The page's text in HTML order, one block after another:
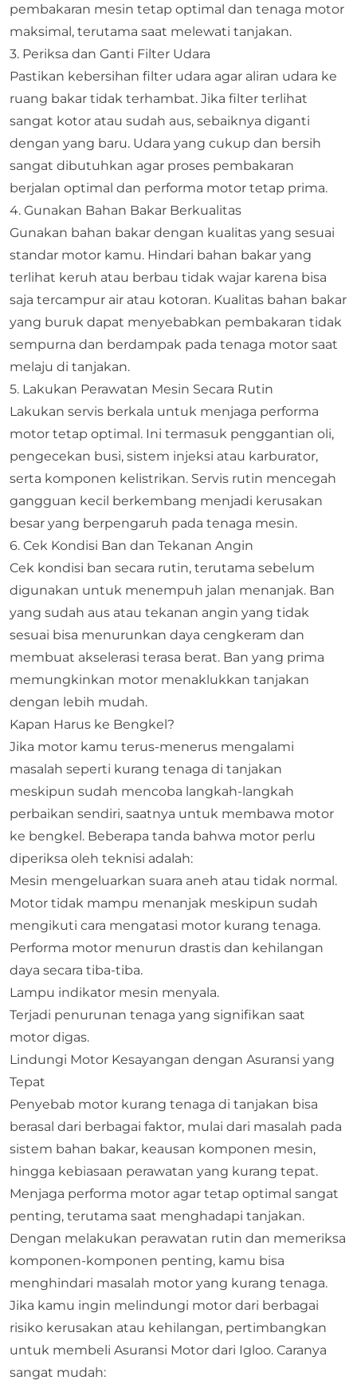
pembakaran mesin tetap optimal dan tenaga motor
maksimal, terutama saat melewati tanjakan.
3. Periksa dan Ganti Filter Udara
Pastikan kebersihan filter udara agar aliran udara ke
ruang bakar tidak terhambat. Jika filter terlihat
sangat kotor atau sudah aus, sebaiknya diganti
dengan yang baru. Udara yang cukup dan bersih
sangat dibutuhkan agar proses pembakaran
berjalan optimal dan performa motor tetap prima.
4. Gunakan Bahan Bakar Berkualitas
Gunakan bahan bakar dengan kualitas yang sesuai
standar motor kamu. Hindari bahan bakar yang
terlihat keruh atau berbau tidak wajar karena bisa
saja tercampur air atau kotoran. Kualitas bahan bakar
yang buruk dapat menyebabkan pembakaran tidak
sempurna dan berdampak pada tenaga motor saat
melaju di tanjakan.
5. Lakukan Perawatan Mesin Secara Rutin
Lakukan servis berkala untuk menjaga performa
motor tetap optimal. Ini termasuk penggantian oli,
pengecekan busi, sistem injeksi atau karburator,
serta komponen kelistrikan. Servis rutin mencegah
gangguan kecil berkembang menjadi kerusakan
besar yang berpengaruh pada tenaga mesin.
6. Cek Kondisi Ban dan Tekanan Angin
Cek kondisi ban secara rutin, terutama sebelum
digunakan untuk menempuh jalan menanjak. Ban
yang sudah aus atau tekanan angin yang tidak
sesuai bisa menurunkan daya cengkeram dan
membuat akselerasi terasa berat. Ban yang prima
memungkinkan motor menaklukkan tanjakan
dengan lebih mudah.
Kapan Harus ke Bengkel?
Jika motor kamu terus-menerus mengalami
masalah seperti kurang tenaga di tanjakan
meskipun sudah mencoba langkah-langkah
perbaikan sendiri, saatnya untuk membawa motor
ke bengkel. Beberapa tanda bahwa motor perlu
diperiksa oleh teknisi adalah:
Mesin mengeluarkan suara aneh atau tidak normal.
Motor tidak mampu menanjak meskipun sudah
mengikuti cara mengatasi motor kurang tenaga.
Performa motor menurun drastis dan kehilangan
daya secara tiba-tiba.
Lampu indikator mesin menyala.
Terjadi penurunan tenaga yang signifikan saat
motor digas.
Lindungi Motor Kesayangan dengan Asuransi yang
Tepat
Penyebab motor kurang tenaga di tanjakan bisa
berasal dari berbagai faktor, mulai dari masalah pada
sistem bahan bakar, keausan komponen mesin,
hingga kebiasaan perawatan yang kurang tepat.
Menjaga performa motor agar tetap optimal sangat
penting, terutama saat menghadapi tanjakan.
Dengan melakukan perawatan rutin dan memeriksa
komponen-komponen penting, kamu bisa
menghindari masalah motor yang kurang tenaga.
Jika kamu ingin melindungi motor dari berbagai
risiko kerusakan atau kehilangan, pertimbangkan
untuk membeli Asuransi Motor dari Igloo. Caranya
sangat mudah: